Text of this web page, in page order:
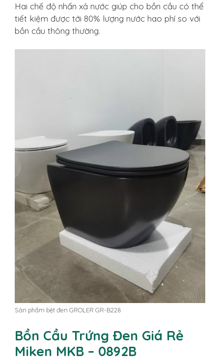
Hai chế độ nhấn xả nước giúp cho bồn cầu có thể
tiết kiệm được tới 80% lượng nước hao phí so với
bồn cầu thông thường.
Sản phẩm bệt đen GROLER GR-B228
Bồn Cầu Trứng Đen Giá Rẻ
Miken MKB – 0892B